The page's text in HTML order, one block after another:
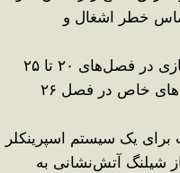
خطر اشغال و
در فصل‌های ۲۰ تا ۲۵
خاص در فصل ۲۶
یک سیستم اسپرینکلر
شیلنگ آتش‌نشانی به